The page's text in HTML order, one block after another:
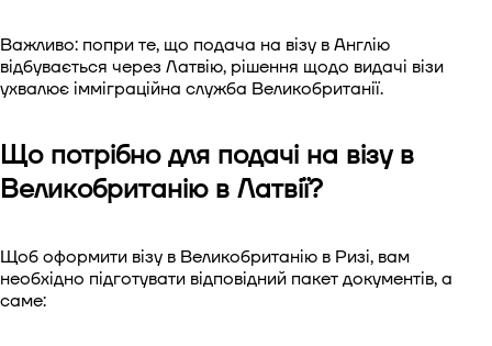
Важливо: попри те, що подача на візу в Англію
відбувається через Латвію, рішення щодо видачі візи
ухвалює імміграційна служба Великобританії.
Що потрібно для подачі на візу в
Великобританію в Латвії?
Щоб оформити візу в Великобританію в Ризі, вам
необхідно підготувати відповідний пакет документів, а
саме: